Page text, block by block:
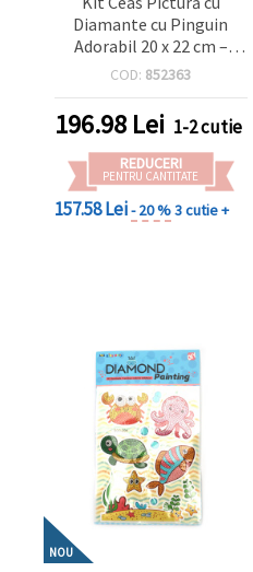
Diamante cu Pinguin
Adorabil 20 x 22 cm –
Perfect pentru decor
iubitorii de artă
animalieră DZBCX17367
COD: 852363
196.98Lei 1-2 cutie
REDUCERI
PENTRU CANTITATE
157.58 Lei- 20 %3 cutie +
NOU